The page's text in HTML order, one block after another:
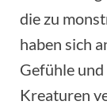
die zu
haben sich
Gefühle
Kreaturen